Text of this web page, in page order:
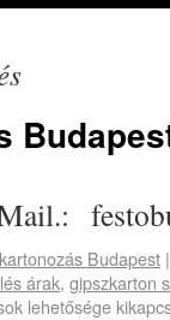
Budapest |
árak, gipszkarton
lehetősége